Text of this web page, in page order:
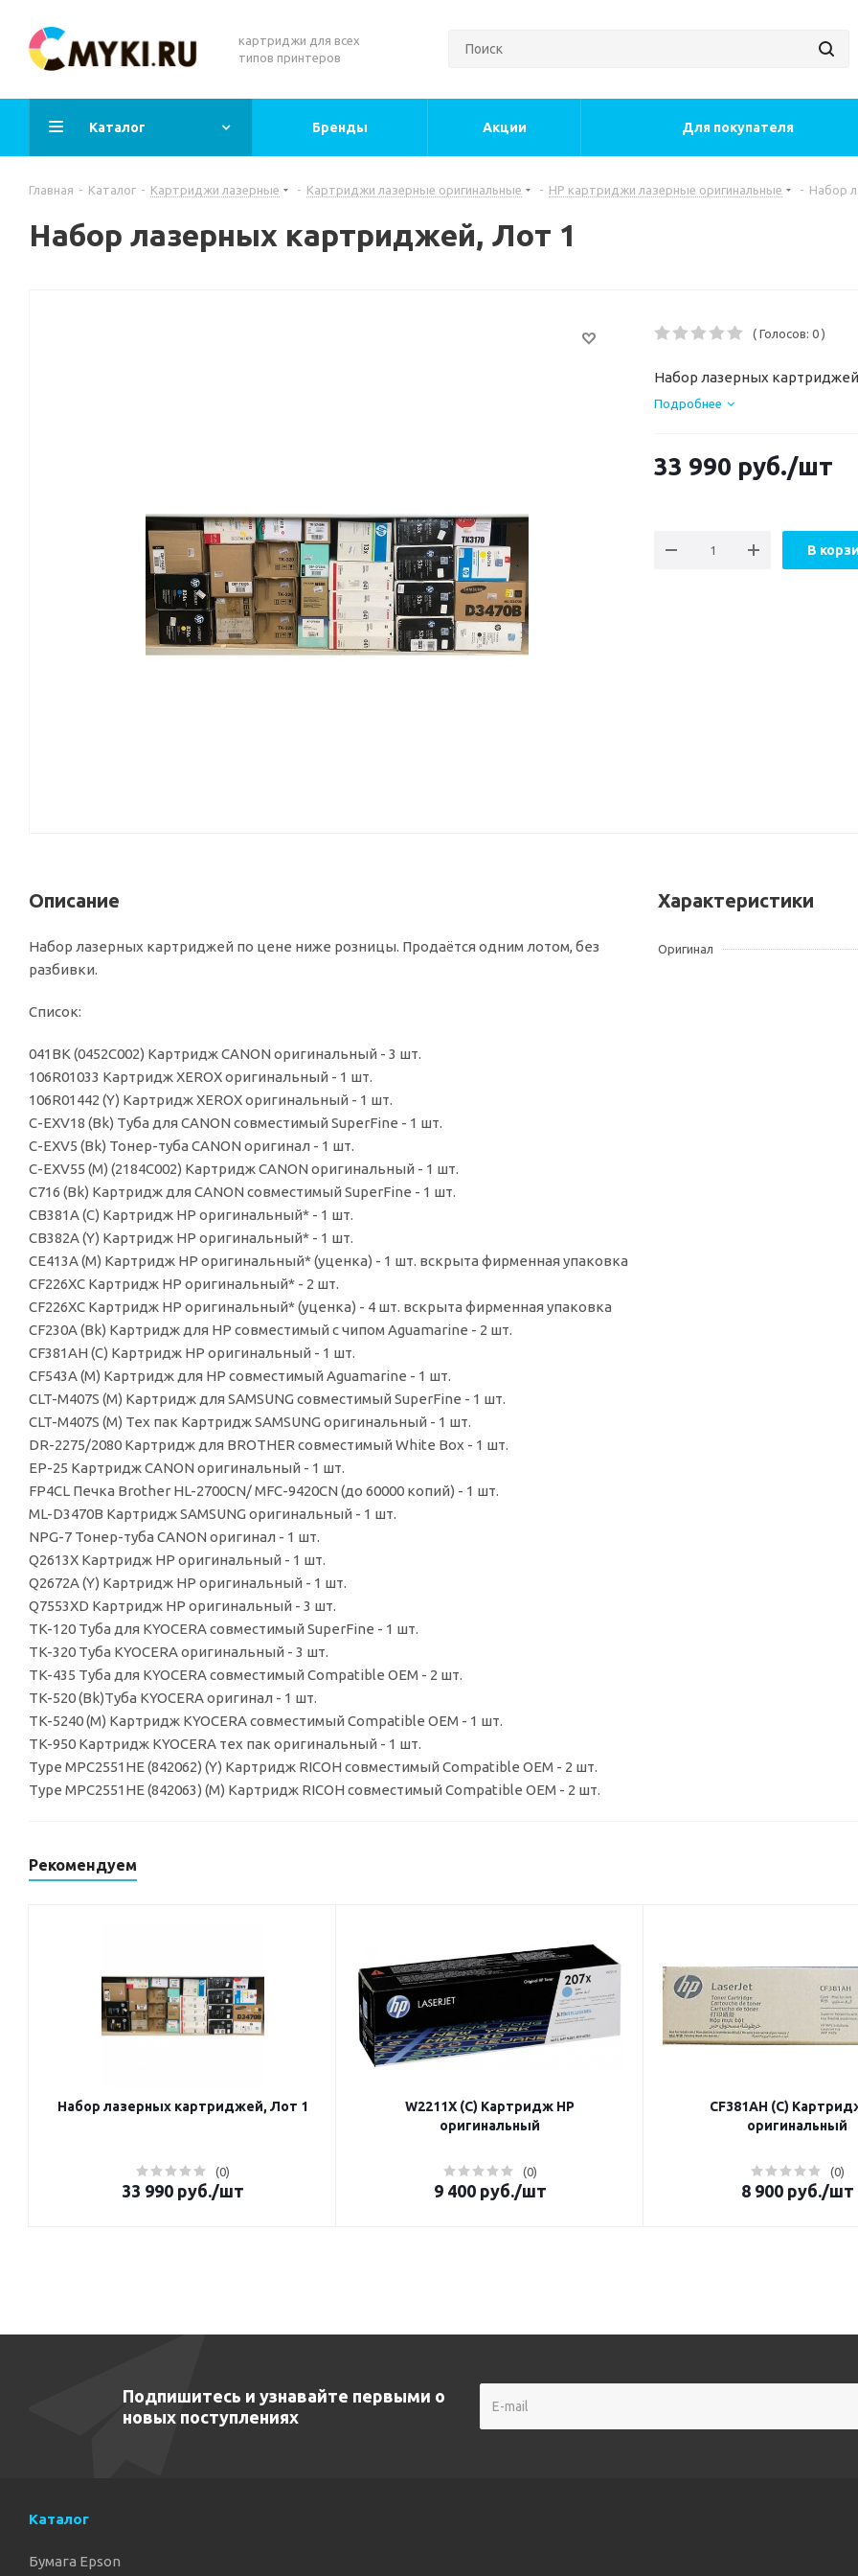
картриджи для всех
типов принтеров
Каталог Бренды Акции Для покупателя
Главная - Каталог - Картриджи лазерные - Картриджи лазерные оригинальные - HP картриджи лазерные оригинальные - Набор
Набор лазерных картриджей, Лот 1
( Голосов: 0 )
Набор лазерных
Подробнее
33 990 руб./шт
В
Описание
Набор лазерных картриджей по цене ниже розницы. Продаётся одним лотом, без
разбивки.
Список:
041BK (0452C002) Картридж CANON оригинальный - 3 шт.
106R01033 Картридж XEROX оригинальный - 1 шт.
106R01442 (Y) Картридж XEROX оригинальный - 1 шт.
C-EXV18 (Bk) Туба для CANON совместимый SuperFine - 1 шт.
C-EXV5 (Bk) Тонер-туба CANON оригинал - 1 шт.
C-EXV55 (M) (2184C002) Картридж CANON оригинальный - 1 шт.
C716 (Bk) Картридж для CANON совместимый SuperFine - 1 шт.
CB381A (C) Картридж HP оригинальный* - 1 шт.
CB382A (Y) Картридж HP оригинальный* - 1 шт.
CE413A (M) Картридж HP оригинальный* (уценка) - 1 шт. вскрыта фирменная упаковка
CF226XC Картридж HP оригинальный* - 2 шт.
CF226XC Картридж HP оригинальный* (уценка) - 4 шт. вскрыта фирменная упаковка
CF230A (Bk) Картридж для HP совместимый с чипом Aguamarine - 2 шт.
CF381AH (C) Картридж HP оригинальный - 1 шт.
CF543A (M) Картридж для HP совместимый Aguamarine - 1 шт.
CLT-M407S (M) Картридж для SAMSUNG совместимый SuperFine - 1 шт.
CLT-M407S (M) Тех пак Картридж SAMSUNG оригинальный - 1 шт.
DR-2275/2080 Картридж для BROTHER совместимый White Box - 1 шт.
EP-25 Картридж CANON оригинальный - 1 шт.
FP4CL Печка Brother HL-2700CN/ MFC-9420CN (до 60000 копий) - 1 шт.
ML-D3470B Картридж SAMSUNG оригинальный - 1 шт.
NPG-7 Тонер-туба CANON оригинал - 1 шт.
Q2613X Картридж HP оригинальный - 1 шт.
Q2672A (Y) Картридж HP оригинальный - 1 шт.
Q7553XD Картридж HP оригинальный - 3 шт.
TK-120 Туба для KYOCERA совместимый SuperFine - 1 шт.
TK-320 Туба KYOCERA оригинальный - 3 шт.
TK-435 Туба для KYOCERA совместимый Compatible OEM - 2 шт.
TK-520 (Bk)Туба KYOCERA оригинал - 1 шт.
TK-5240 (M) Картридж KYOCERA совместимый Compatible OEM - 1 шт.
TK-950 Картридж KYOCERA тех пак оригинальный - 1 шт.
Type MPC2551HE (842062) (Y) Картридж RICOH совместимый Compatible OEM - 2 шт.
Type MPC2551HE (842063) (M) Картридж RICOH совместимый Compatible OEM - 2 шт.
Характеристики
Оригинал
Рекомендуем
Набор лазерных картриджей, Лот 1
(0)
33 990руб./шт
W2211X (C) Картридж HP
оригинальный
(0)
9 400руб./шт
CF381AH (C)
оригинальный
(0)
8 900руб./шт
Подпишитесь и узнавайте первыми о
новых поступлениях
Каталог
Бумага Epson